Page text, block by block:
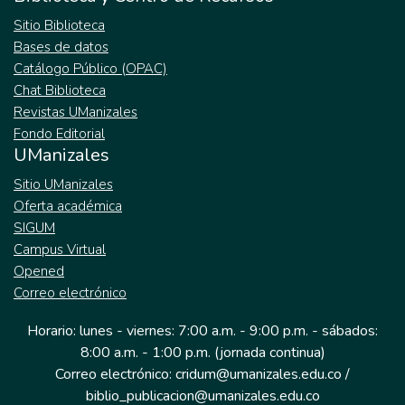
reconocen los desplazados por la violencia
armada, pero no la existencia de la categoría
abordaje teórico respecto al régimen de
ambiental, definiendo a partir de los
categorías teóricas como la
geográfico analizado en este estudio. El
los años 2010-2011, tomando como
daños que han sufrido estas comunidades.
El tercer capítulo analiza el criterio de
imputación de responsabilidad del Estado
por causa del desplazamiento de
Sitio Biblioteca
Bases de datos
Catálogo Público (OPAC)
Chat Biblioteca
Revistas UManizales
Fondo Editorial
UManizales
Sitio UManizales
Oferta académica
SIGUM
Campus Virtual
Opened
Correo electrónico
Horario: lunes - viernes: 7:00 a.m. - 9:00 p.m. - sábados:
8:00 a.m. - 1:00 p.m. (jornada continua)
Correo electrónico: cridum@umanizales.edu.co /
biblio_publicacion@umanizales.edu.co